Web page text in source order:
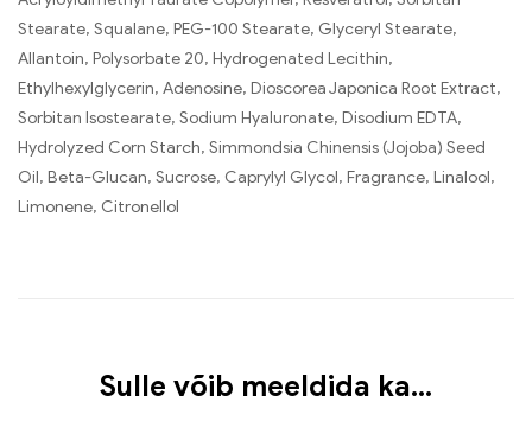
Stearate, Squalane, PEG-100 Stearate, Glyceryl Stearate,
Allantoin, Polysorbate 20, Hydrogenated Lecithin,
Ethylhexylglycerin, Adenosine, Dioscorea Japonica Root Extract,
Sorbitan Isostearate, Sodium Hyaluronate, Disodium EDTA,
Hydrolyzed Corn Starch, Simmondsia Chinensis (Jojoba) Seed
Oil, Beta-Glucan, Sucrose, Caprylyl Glycol, Fragrance, Linalool,
Limonene, Citronellol
Sulle võib meeldida ka…